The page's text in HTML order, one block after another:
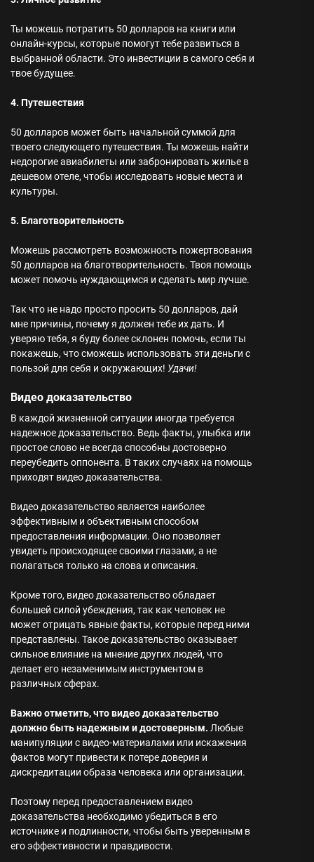
Ты можешь потратить 50 долларов на книги или
онлайн-курсы, которые помогут тебе развиться в
выбранной области. Это инвестиции в самого себя и
твое будущее.
4. Путешествия
50 долларов может быть начальной суммой для
твоего следующего путешествия. Ты можешь найти
недорогие авиабилеты или забронировать жилье в
дешевом отеле, чтобы исследовать новые места и
культуры.
5. Благотворительность
Можешь рассмотреть возможность пожертвования
50 долларов на благотворительность. Твоя помощь
может помочь нуждающимся и сделать мир лучше.
Так что не надо просто просить 50 долларов, дай
мне причины, почему я должен тебе их дать. И
уверяю тебя, я буду более склонен помочь, если ты
покажешь, что сможешь использовать эти деньги с
пользой для себя и окружающих! Удачи!
Видео доказательство
В каждой жизненной ситуации иногда требуется
надежное доказательство. Ведь факты, улыбка или
простое слово не всегда способны достоверно
переубедить оппонента. В таких случаях на помощь
приходят видео доказательства.
Видео доказательство является наиболее
эффективным и объективным способом
предоставления информации. Оно позволяет
увидеть происходящее своими глазами, а не
полагаться только на слова и описания.
Кроме того, видео доказательство обладает
большей силой убеждения, так как человек не
может отрицать явные факты, которые перед ними
представлены. Такое доказательство оказывает
сильное влияние на мнение других людей, что
делает его незаменимым инструментом в
различных сферах.
Важно отметить, что видео доказательство
должно быть надежным и достоверным. Любые
манипуляции с видео-материалами или искажения
фактов могут привести к потере доверия и
дискредитации образа человека или организации.
Поэтому перед предоставлением видео
доказательства необходимо убедиться в его
источнике и подлинности, чтобы быть уверенным в
его эффективности и правдивости.